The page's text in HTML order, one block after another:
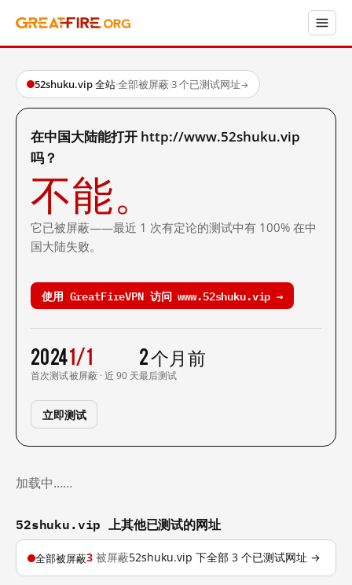
52shuku.vip 全站·全部被屏蔽·3 个已测试网址→
在中国大陆能打开 http://www.52shuku.vip
吗？
不能。
它已被屏蔽——最近 1 次有定论的测试中有 100% 在中
国大陆失败。
使用 GreatFireVPN 访问 www.52shuku.vip →
2024
首次测试
1/1
被屏蔽 · 近 90 天
2 个月前
最后测试
立即测试
加载中……
52shuku.vip 上其他已测试的网址
全部被屏蔽3 被屏蔽52shuku.vip 下全部 3 个已测试网址 →